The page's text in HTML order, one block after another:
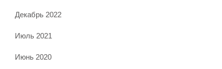
Декабрь 2022
Июль 2021
Июнь 2020